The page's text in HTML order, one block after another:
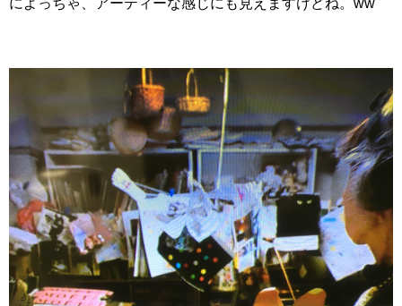
によっちゃ、アーティーな感じにも見えますけどね。ww